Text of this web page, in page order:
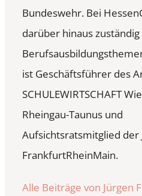
Bundeswehr. Bei
darüber hinaus
ist Geschäftsführer des
SCHULEWIRTSCHAFT
Rheingau-Taunus und
Aufsichtsratsmitglied der
FrankfurtRheinMain.
Alle Beiträge von Jürgen